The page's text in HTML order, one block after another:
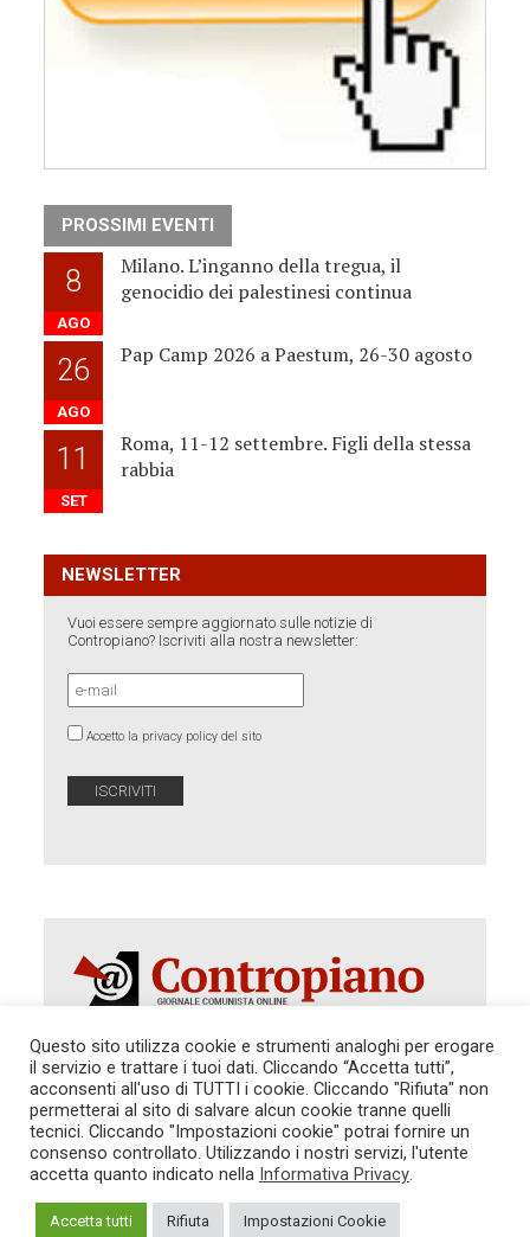
PROSSIMI EVENTI
8
AGO
Milano. L’inganno della tregua, il
genocidio dei palestinesi continua
26
AGO
Pap Camp 2026 a Paestum, 26-30 agosto
11
SET
Roma, 11-12 settembre. Figli della stessa
rabbia
NEWSLETTER
Vuoi essere sempre aggiornato sulle notizie di
Contropiano? Iscriviti alla nostra newsletter:
Accetto la privacy policy del sito
Autorizzazione del Tribunale di Roma 286 del 31
dicembre 2014. Direttore Responsabile: Sergio
Cararo. Indirizzo: V.Casalbruciato 27- sc. B - 00159
Roma -
Tel. 06.640.122.19 -redazione@contropiano.org
TG CONTROPIANO
LINK CONSIGLIATI
PRIVACY
COOKIE POLICY
Questo sito utilizza cookie e strumenti analoghi per erogare
il servizio e trattare i tuoi dati. Cliccando “Accetta tutti”,
acconsenti all'uso di TUTTI i cookie. Cliccando "Rifiuta" non
permetterai al sito di salvare alcun cookie tranne quelli
tecnici. Cliccando "Impostazioni cookie" potrai fornire un
consenso controllato. Utilizzando i nostri servizi, l'utente
accetta quanto indicato nella Informativa Privacy.
Accetta tutti Rifiuta Impostazioni Cookie